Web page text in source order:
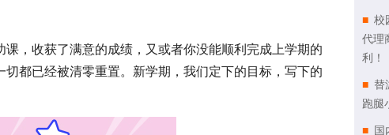
，收获了满意的成绩，又或者你没能顺利完成上学期的
都已经被清零重置。新学期，我们定下的目标，写下的
校
代理
利！
替
跑腿
国